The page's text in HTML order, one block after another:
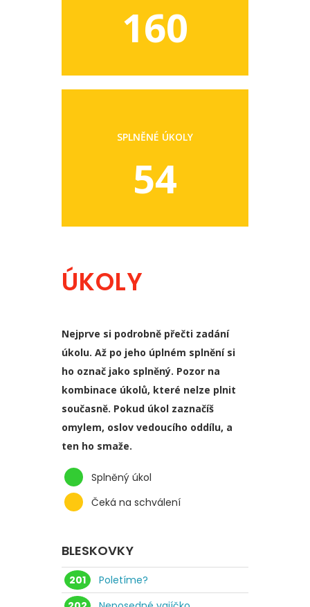
160
SPLNĚNÉ ÚKOLY
54
ÚKOLY
Nejprve si podrobně přečti zadání
úkolu. Až po jeho úplném splnění si
ho označ jako splněný. Pozor na
kombinace úkolů, které nelze plnit
současně. Pokud úkol zaznačíš
omylem, oslov vedoucího oddílu, a
ten ho smaže.
Splněný úkol
Čeká na schválení
BLESKOVKY
201
Poletíme?